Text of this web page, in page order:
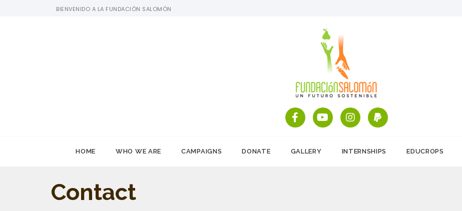
BIENVENIDO A LA FUNDACIÓN SALOMÓN
HOME WHO WE ARE CAMPAIGNS DONATE GALLERY INTERNSHIPS EDUCROPS
Contact